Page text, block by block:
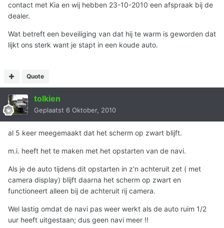
contact met Kia en wij hebben 23-10-2010 een afspraak bij de
dealer.
Wat betreft een beveiliging van dat hij te warm is geworden dat
lijkt ons sterk want je stapt in een koude auto.
Quote
tolkien
Geplaatst 6 Oktober, 2010
al 5 keer meegemaakt dat het scherm op zwart blijft.
m.i. heeft het te maken met het opstarten van de navi.
Als je de auto tijdens dit opstarten in z'n achteruit zet ( met
camera display) blijft daarna het scherm op zwart en
functioneert alleen bij de achteruit rij camera.
Wel lastig omdat de navi pas weer werkt als de auto ruim 1/2
uur heeft uitgestaan; dus geen navi meer !!